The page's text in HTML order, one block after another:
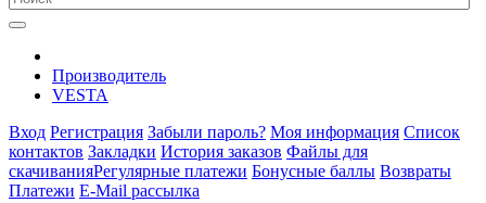
Производитель
VESTA
Вход Регистрация Забыли пароль? Моя информация Список
контактов Закладки История заказов Файлы для
скачиванияРегулярные платежи Бонусные баллы Возвраты
Платежи E-Mail рассылка